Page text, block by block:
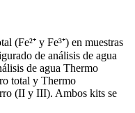
(Fe²⁺ y Fe³⁺) en muestras
de análisis de agua
de agua Thermo
total y Thermo
(II y III). Ambos kits se